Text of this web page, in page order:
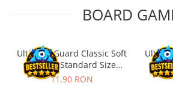
4D Cityscape Time Puzzle
Puzzle 180 piese
BOARD
Ultimate Guard Classic Soft
Sleeves Standard Size
Transparent (100)
11,90 RON